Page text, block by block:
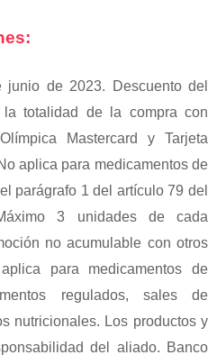
junio de 2023. Descuento del
totalidad de la compra con
Mastercard y Tarjeta
aplica para medicamentos de
parágrafo 1 del artículo 79 del
3 unidades de cada
no acumulable con otros
para medicamentos de
regulados, sales de
nutricionales. Los productos y
del aliado. Banco